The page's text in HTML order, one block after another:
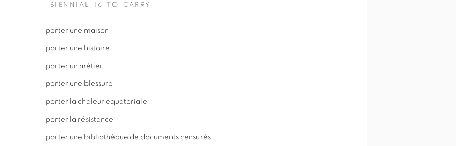
-BIENNIAL-16-TO-CARRY
porter une maison
porter une histoire
porter un métier
porter une blessure
porter la chaleur équatoriale
porter la résistance
porter une bibliothèque de documents censurés